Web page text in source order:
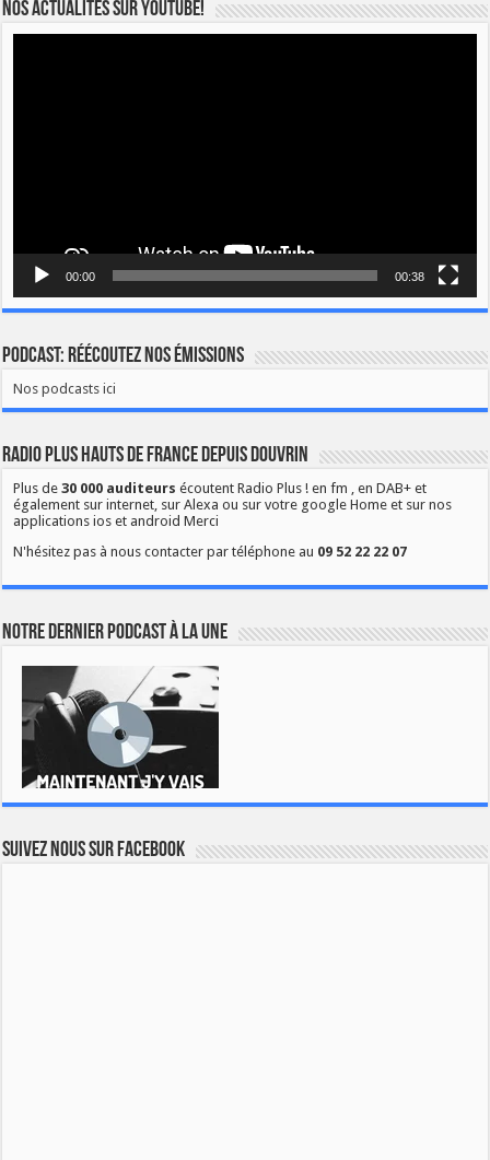
Nos actualités sur YOUTUBE!
00:00 00:38
Podcast: Réécoutez nos émissions
Nos podcasts ici
Radio Plus Hauts de France depuis Douvrin
Plus de30 000 auditeurs écoutent Radio Plus ! en fm , en DAB+ et
également sur internet, sur Alexa ou sur votre google Home et sur nos
applications ios et android Merci
N'hésitez pas à nous contacter par téléphone au 09 52 22 22 07
Notre dernier podcast à la une
Suivez nous sur Facebook